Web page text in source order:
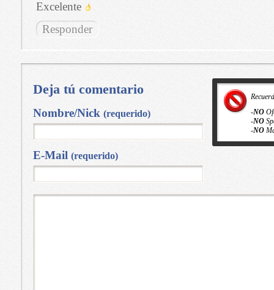
Excelente
Responder
-NO
-NO
-NO
Deja tú comentario
Nombre/Nick (requerido)
E-Mail (requerido)